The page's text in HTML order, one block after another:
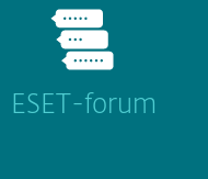
ESET-forum